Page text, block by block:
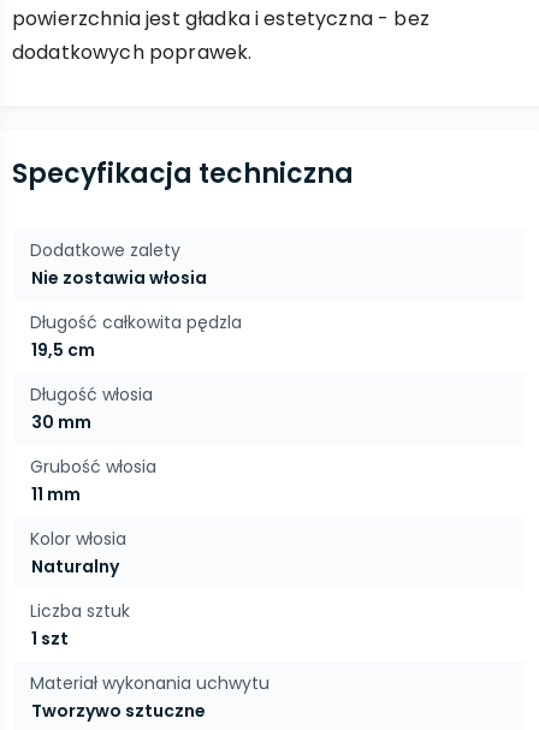
powierzchnia jest gładka i estetyczna - bez
dodatkowych poprawek.
Specyfikacja techniczna
Dodatkowe zalety
Nie zostawia włosia
Długość całkowita pędzla
19,5 cm
Długość włosia
30 mm
Grubość włosia
11 mm
Kolor włosia
Naturalny
Liczba sztuk
1 szt
Materiał wykonania uchwytu
Tworzywo sztuczne